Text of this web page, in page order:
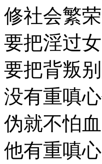
修社会繁
要把淫过
要把背叛
没有重嗔
伪就不怕
他有重嗔